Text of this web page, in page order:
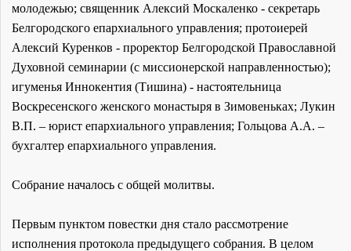
молодежью; священник Алексий Москаленко - секретарь
Белгородского епархиального управления; протоиерей
Алексий Куренков - проректор Белгородской Православной
Духовной семинарии (с миссионерской направленностью);
игуменья Иннокентия (Тишина) - настоятельница
Воскресенского женского монастыря в Зимовеньках; Лукин
В.П. – юрист епархиального управления; Гольцова А.А. –
бухгалтер епархиального управления.
Собрание началось с общей молитвы.
Первым пунктом повестки дня стало рассмотрение
исполнения протокола предыдущего собрания. В целом